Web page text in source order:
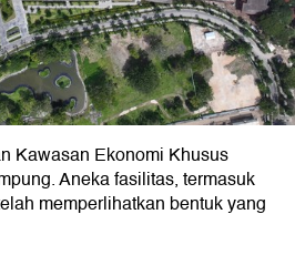
Kawasan Ekonomi Khusus
Aneka fasilitas, termasuk
memperlihatkan bentuk yang